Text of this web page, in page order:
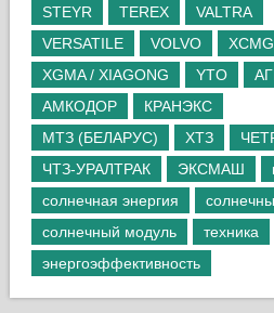
STEYR
TEREX
VALTRA
VERSATILE
VOLVO
XCMG
XGMA / XIAGONG
YTO
АМКОДОР
КРАНЭКС
МТЗ (БЕЛАРУС)
ХТЗ
ЧТЗ-УРАЛТРАК
ЭКСМАШ
солнечная энергия
солнечный модуль
техника
энергоэффективность